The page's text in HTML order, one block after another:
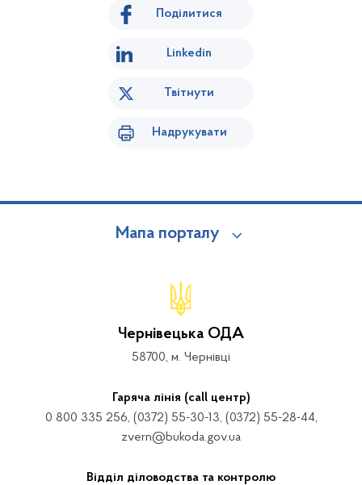
Поділитися
Linkedin
Твітнути
Надрукувати
Мапа порталу
Чернівецька ОДА
58700, м. Чернівці
Гаряча лінія (call центр)
0 800 335 256, (0372) 55-30-13, (0372) 55-28-44,
zvern@bukoda.gov.ua
Відділ діловодства та контролю